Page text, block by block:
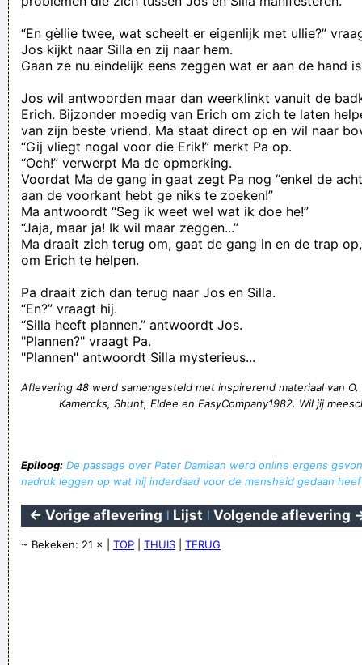
“En gèllie twee, wat scheelt er eigenlijk met ullie?”
Jos kijkt naar Silla en zij naar hem.
Gaan ze nu eindelijk eens zeggen wat er aan de hand
Jos wil antwoorden maar dan weerklinkt vanuit de
Erich. Bijzonder moedig van Erich om zich te laten
van zijn beste vriend. Ma staat direct op en wil naar
“Gij vliegt nogal voor die Erik!” merkt Pa op.
“Och!” verwerpt Ma de opmerking.
Voordat Ma de gang in gaat zegt Pa nog “enkel de
aan de voorkant hebt ge niks te zoeken!”
Ma antwoordt “Seg ik weet wel wat ik doe he!”
“Jaja, maar ja! Ik wil maar zeggen...”
Ma draait zich terug om, gaat de gang in en de trap
om Erich te helpen.
Pa draait zich dan terug naar Jos en Silla.
“En?” vraagt hij.
“Silla heeft plannen.” antwoordt Jos.
"Plannen?" vraagt Pa.
"Plannen" antwoordt Silla mysterieus...
Aflevering 48 werd samengesteld met inspirerend materiaal van
Kamercks, Shunt, Eldee en EasyCompany1982. Wil jij
Epiloog: De passage over Pater Damiaan werd online ergens
nadruk leggen op wat hij inderdaad voor de mensheid gedaan
← Vorige aflevering | Lijst | Volgende aflevering
~ Bekeken: 21 × | TOP THUIS TERUG